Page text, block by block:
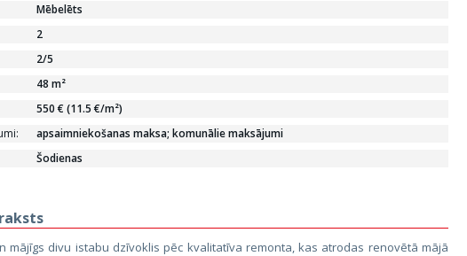
Mēbelēts
2
2/5
48 m²
550 € (11.5 €/m²)
apsaimniekošanas maksa; komunālie maksājumi
Šodienas
mājīgs divu istabu dzīvoklis pēc kvalitatīva remonta, kas atrodas renovētā mājā